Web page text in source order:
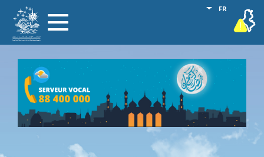
contenu
Toggle
navigation
FR
Lister les
vigilance